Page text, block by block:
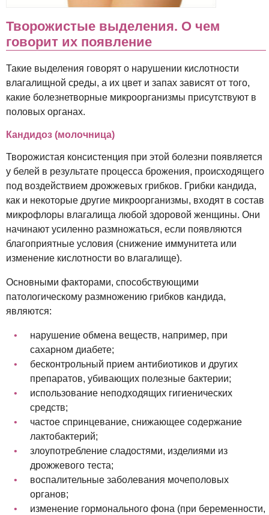
Творожистые выделения. О чем
говорит их появление
Такие выделения говорят о нарушении кислотности
влагалищной среды, а их цвет и запах зависят от того,
какие болезнетворные микроорганизмы присутствуют в
половых органах.
Кандидоз (молочница)
Творожистая консистенция при этой болезни появляется
у белей в результате процесса брожения, происходящего
под воздействием дрожжевых грибков. Грибки кандида,
как и некоторые другие микроорганизмы, входят в состав
микрофлоры влагалища любой здоровой женщины. Они
начинают усиленно размножаться, если появляются
благоприятные условия (снижение иммунитета или
изменение кислотности во влагалище).
Основными факторами, способствующими
патологическому размножению грибков кандида,
являются:
нарушение обмена веществ, например, при
сахарном диабете;
бесконтрольный прием антибиотиков и других
препаратов, убивающих полезные бактерии;
использование неподходящих гигиенических
средств;
частое спринцевание, снижающее содержание
лактобактерий;
злоупотребление сладостями, изделиями из
дрожжевого теста;
воспалительные заболевания мочеполовых
органов;
изменение гормонального фона (при беременности,